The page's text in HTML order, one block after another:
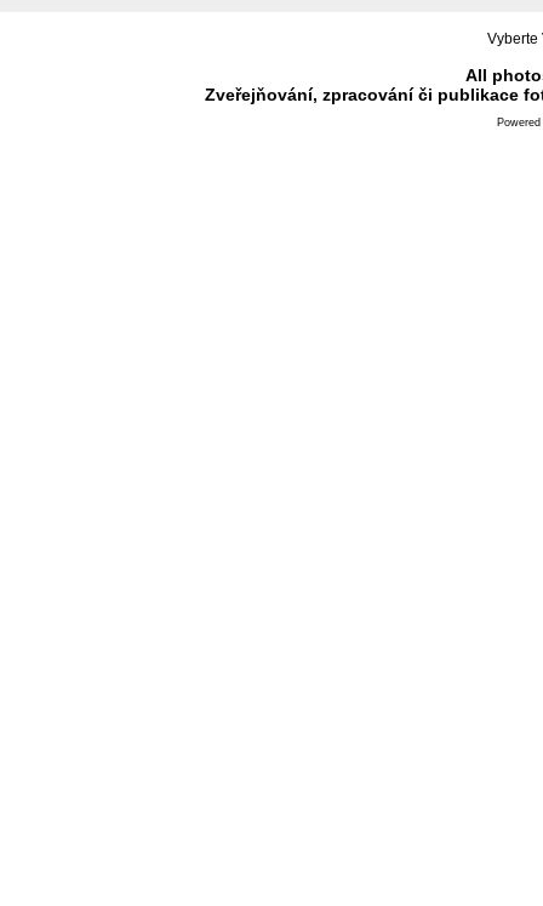
Vyberte
All
Zveřejňování, zpracování či publikace